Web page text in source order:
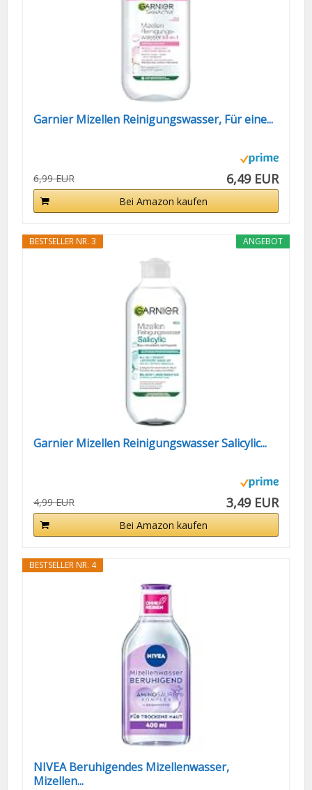
Garnier Mizellen Reinigungswasser, Für eine...
6,99 EUR 6,49 EUR
Bei Amazon kaufen
ANGEBOT
BESTSELLER NR. 3
Garnier Mizellen Reinigungswasser Salicylic...
4,99 EUR 3,49 EUR
Bei Amazon kaufen
BESTSELLER NR. 4
NIVEA Beruhigendes Mizellenwasser,
Mizellen...